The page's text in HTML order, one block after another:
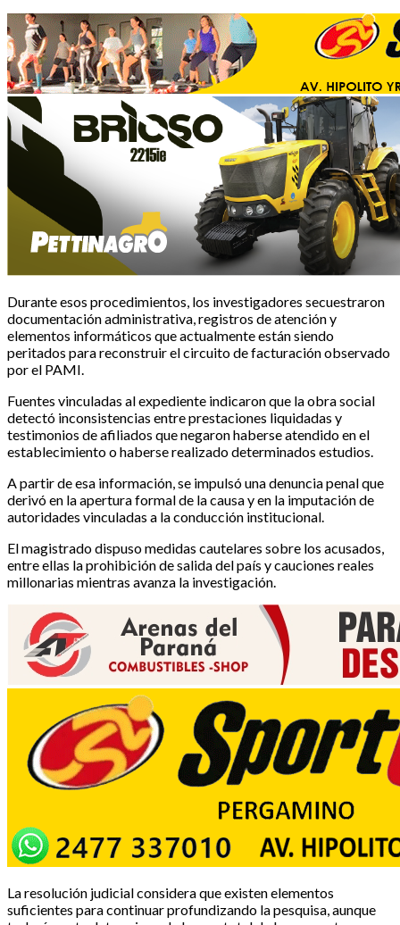
Durante esos procedimientos, los investigadores secuestraron
documentación administrativa, registros de atención y
elementos informáticos que actualmente están siendo
peritados para reconstruir el circuito de facturación observado
por el PAMI.
Fuentes vinculadas al expediente indicaron que la obra social
detectó inconsistencias entre prestaciones liquidadas y
testimonios de afiliados que negaron haberse atendido en el
establecimiento o haberse realizado determinados estudios.
A partir de esa información, se impulsó una denuncia penal que
derivó en la apertura formal de la causa y en la imputación de
autoridades vinculadas a la conducción institucional.
El magistrado dispuso medidas cautelares sobre los acusados,
entre ellas la prohibición de salida del país y cauciones reales
millonarias mientras avanza la investigación.
La resolución judicial considera que existen elementos
suficientes para continuar profundizando la pesquisa, aunque